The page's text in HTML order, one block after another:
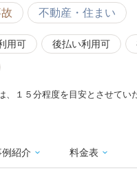
不動産・住まい
用可 後払い利用可
、１５分程度を目安とさせて
例紹介 料金表